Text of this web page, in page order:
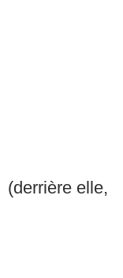
(derrière elle,